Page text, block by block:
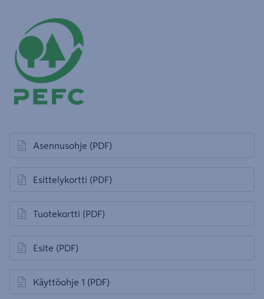
Asennusohje (PDF)
avautuu uuteen välilehteen
Esittelykortti (PDF)
avautuu uuteen välilehteen
Tuotekortti (PDF)
avautuu uuteen välilehteen
Esite (PDF)
avautuu uuteen välilehteen
Käyttöohje 1 (PDF)
avautuu uuteen välilehteen